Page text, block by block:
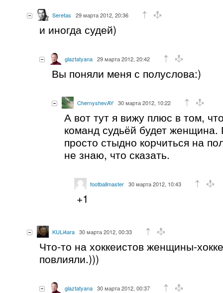
Seretas 29 марта 2012, 20:36
и иногда судей)
glaztatyana 29 марта 2012, 20:42
Вы поняли меня с полуслова:)
ChernyshevAY 30 марта 2012, 10:22
А вот тут я вижу плюс в том,
команд судьёй будет женщина.
просто стыдно корчиться на
не знаю, что сказать.
footballmaster 30 марта 2012, 10:43
+1
KULi4ara 30 марта 2012, 00:33
Что-то на хоккеистов женщины-
повлияли.)))
glaztatyana 30 марта 2012, 00:37